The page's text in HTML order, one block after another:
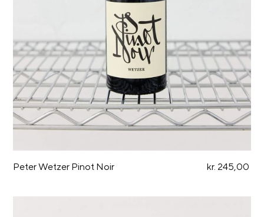
Peter Wetzer Pinot Noir kr. 245,00